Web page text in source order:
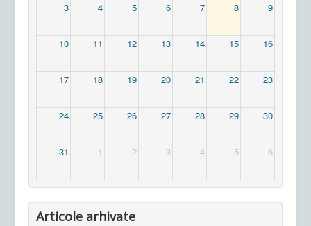
3 4 5 6 7 8 9
10 11 12 13 14 15 16
17 18 19 20 21 22 23
24 25 26 27 28 29 30
31 1 2 3 4 5 6
Articole arhivate